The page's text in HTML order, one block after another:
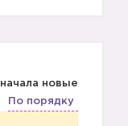
новые
По порядку